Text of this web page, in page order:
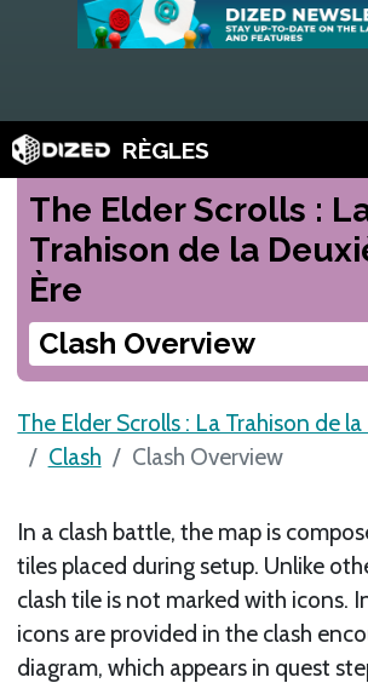
RÈGLES
The Elder Scrolls :
Trahison de la
Ère
Clash Overview
The Elder Scrolls : La Trahison de
Clash
Clash Overview
In a clash battle, the map is
tiles placed during setup. Unlike
clash tile is not marked with icons.
icons are provided in the clash
diagram, which appears in quest